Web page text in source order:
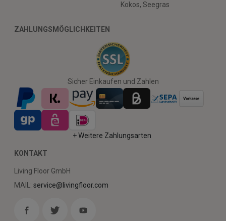
Kokos, Seegras
ZAHLUNGSMÖGLICHKEITEN
Sicher Einkaufen und Zahlen
+ Weitere Zahlungsarten
KONTAKT
Living Floor GmbH
MAIL: service@livingfloor.com